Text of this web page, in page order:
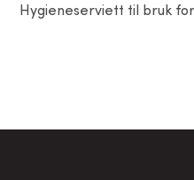
Hygieneserviett til bruk